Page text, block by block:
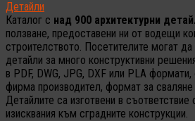
Детайли
Каталог с над 900 архитектурни
ползване, предоставени ни от водещи
строителството. Посетителите могат да
детайли за много конструктивни
в PDF, DWG, JPG, DXF или PLA формати,
фирма производител, формат за
Детайлите са изготвени в съответствие
изисквания към сградните конструкции.